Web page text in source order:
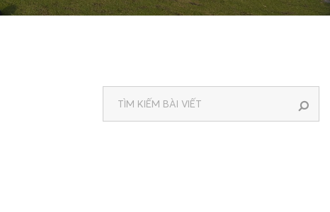
INFO@STELIARESORT.COM